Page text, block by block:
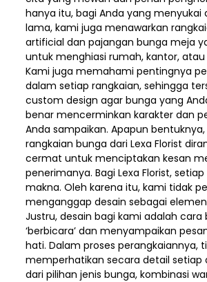
hanya itu, bagi Anda yang menyukai
lama, kami juga menawarkan
artificial dan pajangan bunga meja
untuk menghiasi rumah, kantor,
Kami juga memahami pentingnya
dalam setiap rangkaian, sehingga
custom design agar bunga yang
benar mencerminkan karakter dan
Anda sampaikan. Apapun
rangkaian bunga dari Lexa Florist
cermat untuk menciptakan kesan
penerimanya. Bagi Lexa Florist,
makna. Oleh karena itu, kami tidak
menganggap desain sebagai
Justru, desain bagi kami adalah cara
‘berbicara’ dan menyampaikan
hati. Dalam proses perangkaiannya,
memperhatikan secara detail setiap
dari pilihan jenis bunga, kombinasi